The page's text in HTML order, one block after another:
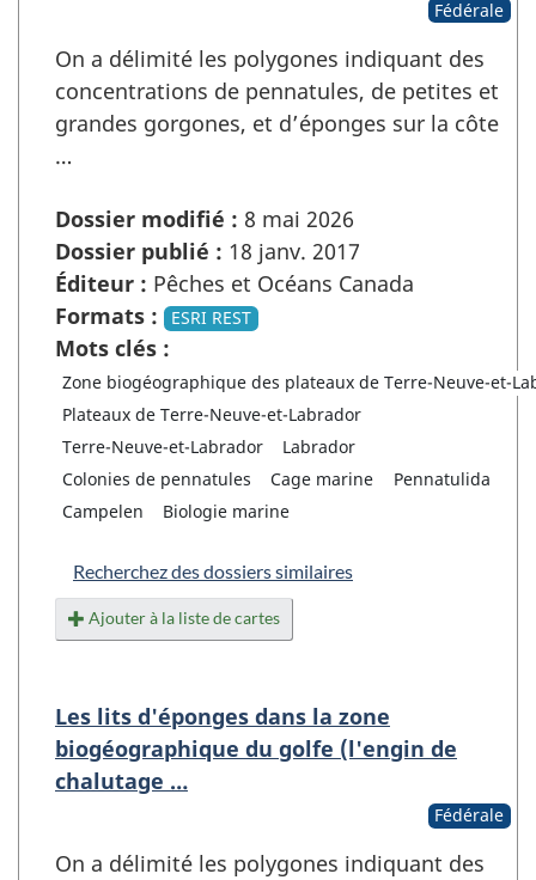
Fédérale
On a délimité les polygones indiquant des
concentrations de pennatules, de petites et
grandes gorgones, et d’éponges sur la côte
…
Dossier modifié : 8 mai 2026
Dossier publié : 18 janv. 2017
Éditeur : Pêches et Océans Canada
Formats :
ESRI REST
Mots clés :
Zone biogéographique des plateaux de Terre-Neuve-et-
Plateaux de Terre-Neuve-et-Labrador
Terre-Neuve-et-Labrador
Labrador
Colonies de pennatules
Cage marine
Pennatulida
Campelen
Biologie marine
Recherchez des dossiers similaires
Ajouter à la liste de cartes
Les lits d'éponges dans la zone
biogéographique du golfe (l'engin de
chalutage …
Fédérale
On a délimité les polygones indiquant des